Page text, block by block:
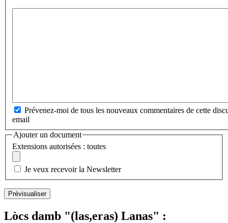
Prévenez-moi de tous les nouveaux commentaires de cette
email
Ajouter un document
Extensions autorisées : toutes
Je veux recevoir la Newsletter
Lòcs damb "(las,eras) Lanas" :